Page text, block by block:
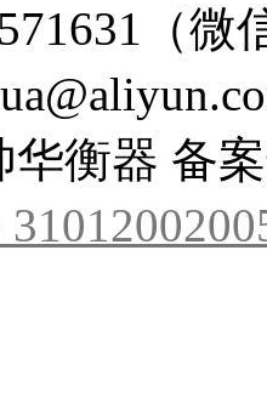
（微
华衡器 备